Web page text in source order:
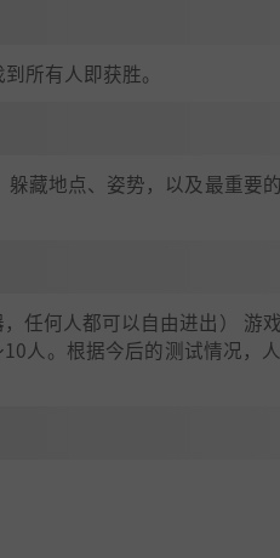
所有人即获胜。
藏地点、姿势，以及最重要
任何人都可以自由进出） 游
人。根据今后的测试情况，